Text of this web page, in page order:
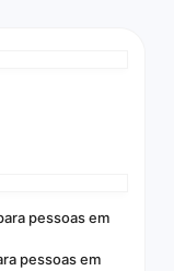
pessoas em
pessoas em